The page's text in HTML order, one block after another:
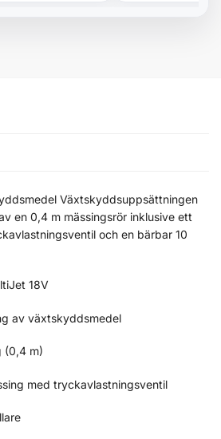
Växtskyddsuppsättningen
en 0,4 m mässingsrör inklusive ett
och en bärbar 10
18V
av växtskyddsmedel
(0,4 m)
med tryckavlastningsventil